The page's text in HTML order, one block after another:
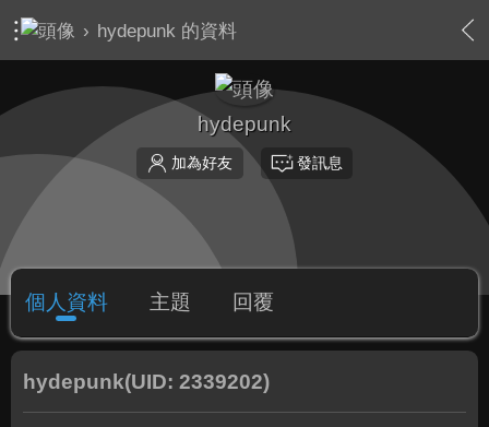
› hydepunk 的資料
hydepunk
加為好友 發訊息
個人資料 主題 回覆
hydepunk(UID: 2339202)